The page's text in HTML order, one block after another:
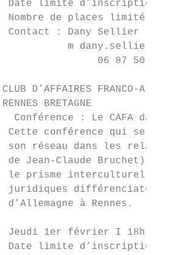
Date limite d’inscription
Nombre de places limité.
Contact : Dany Sellier
m
06 87 50 30
D’AFFAIRES FRANCO-
BRETAGNE
Conférence : Le CAFA
Cette conférence qui se
son réseau dans les
de Jean-Claude Bruchet) ;
le prisme interculturel
juridiques
d’Allemagne à Rennes.
Jeudi 1er février I 18h –
Date limite d’inscription